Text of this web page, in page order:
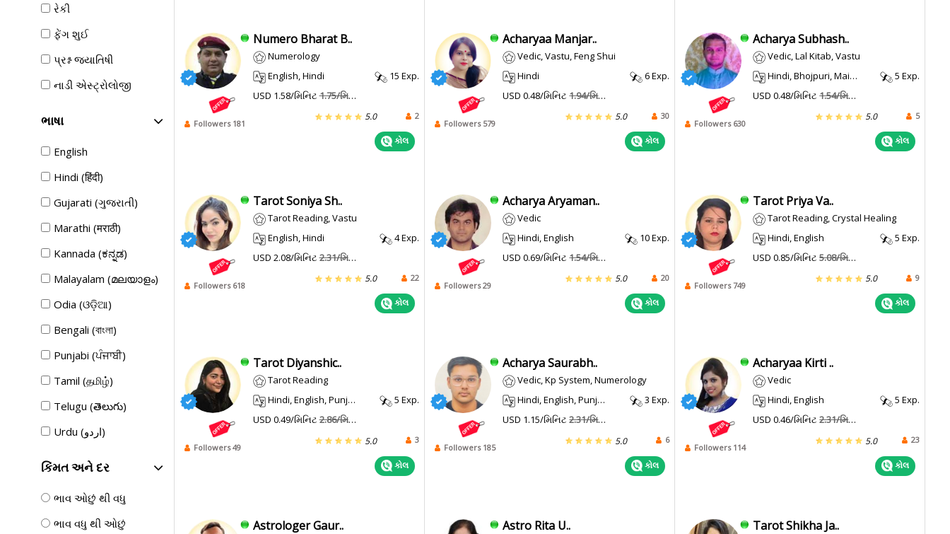
રેકી
ફેંગ શુઈ
પ્રશ્ન જ્યાતિષી
નાડી એસ્ટ્રોલોજી
ભાષા
English
Hindi (हिंदी)
Gujarati (ગુજરાતી)
Marathi (मराठी)
Kannada (ಕನ್ನಡ)
Malayalam (മലയാളം)
Odia (ଓଡ଼ିଆ)
Bengali (বাংলা)
Punjabi (ਪੰਜਾਬੀ)
Tamil (தமிழ்)
Telugu (తెలుగు)
Urdu (اردو)
કિંમત અને દર
ભાવ ઓછું થી વધુ
ભાવ વધુ થી ઓછું
Followers 181
Numero Bharat B..
Numerology
English, Hindi
15 Exp.
USD 1.58/મિનિટ1.75/મિનિટ
5.0 2
કોલ
Followers 579
Acharyaa Manjar..
Vedic, Vastu, Feng Shui
Hindi
6 Exp.
USD 0.48/મિનિટ1.94/મિનિટ
5.0 30
કોલ
Followers 630
Acharya Subhash..
Vedic, Lal Kitab, Vastu
Hindi, Bhojpuri, Maithili
5 Exp.
USD 0.48/મિનિટ1.54/મિનિટ
5.0 5
કોલ
Followers 618
Tarot Soniya Sh..
Tarot Reading, Vastu
English, Hindi
4 Exp.
USD 2.08/મિનિટ2.31/મિનિટ
5.0 22
કોલ
Followers 29
Acharya Aryaman..
Vedic
Hindi, English
10 Exp.
USD 0.69/મિનિટ1.54/મિનિટ
5.0 20
કોલ
Followers 749
Tarot Priya Va..
Tarot Reading, Crystal Healing
Hindi, English
5 Exp.
USD 0.85/મિનિટ5.08/મિનિટ
5.0 9
કોલ
Followers 49
Tarot Diyanshic..
Tarot Reading
Hindi, English, Punjabi
5 Exp.
USD 0.49/મિનિટ2.86/મિનિટ
5.0 3
કોલ
Followers 185
Acharya Saurabh..
Vedic, Kp System, Numerology
Hindi, English, Punjabi, Haryanvi
3 Exp.
USD 1.15/મિનિટ2.31/મિનિટ
5.0 6
કોલ
Followers 114
Acharyaa Kirti ..
Vedic
Hindi, English
5 Exp.
USD 0.46/મિનિટ2.31/મિનિટ
5.0 23
કોલ
Astrologer Gaur.. Astro Rita U.. Tarot Shikha Ja..